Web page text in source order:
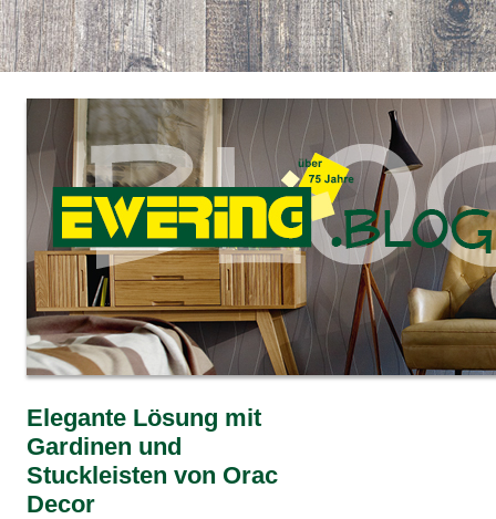
Elegante Lösung mit
Gardinen und
Stuckleisten von Orac
Decor